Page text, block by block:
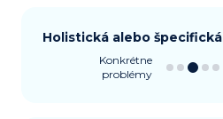
Holistická alebo špecifická
Konkrétne
problémy